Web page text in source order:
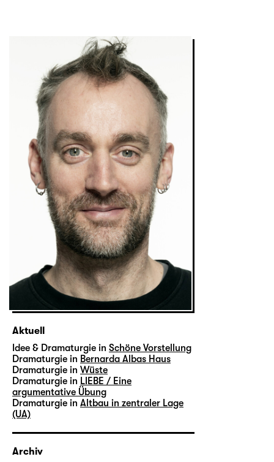
Aktuell
Idee & Dramaturgie in Schöne Vorstellung
Dramaturgie in Bernarda Albas Haus
Dramaturgie in Wüste
Dramaturgie in LIEBE / Eine
argumentative Übung
Dramaturgie in Altbau in zentraler Lage
(UA)
Archiv